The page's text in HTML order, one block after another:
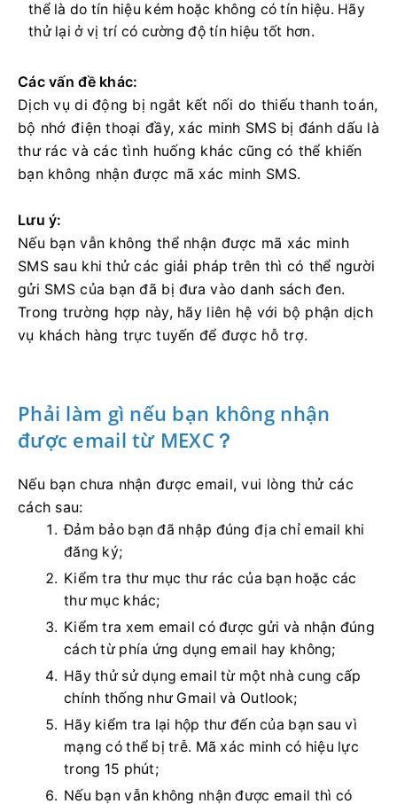
thể là do tín hiệu kém hoặc không có tín hiệu. Hãy
thử lại ở vị trí có cường độ tín hiệu tốt hơn.
Các vấn đề khác:
Dịch vụ di động bị ngắt kết nối do thiếu thanh toán,
bộ nhớ điện thoại đầy, xác minh SMS bị đánh dấu là
thư rác và các tình huống khác cũng có thể khiến
bạn không nhận được mã xác minh SMS.
Lưu ý:
Nếu bạn vẫn không thể nhận được mã xác minh
SMS sau khi thử các giải pháp trên thì có thể người
gửi SMS của bạn đã bị đưa vào danh sách đen.
Trong trường hợp này, hãy liên hệ với bộ phận dịch
vụ khách hàng trực tuyến để được hỗ trợ.
Phải làm gì nếu bạn không nhận
được email từ MEXC？
Nếu bạn chưa nhận được email, vui lòng thử các
cách sau:
Đảm bảo bạn đã nhập đúng địa chỉ email khi
đăng ký;
Kiểm tra thư mục thư rác của bạn hoặc các
thư mục khác;
Kiểm tra xem email có được gửi và nhận đúng
cách từ phía ứng dụng email hay không;
Hãy thử sử dụng email từ một nhà cung cấp
chính thống như Gmail và Outlook;
Hãy kiểm tra lại hộp thư đến của bạn sau vì
mạng có thể bị trễ. Mã xác minh có hiệu lực
trong 15 phút;
Nếu bạn vẫn không nhận được email thì có